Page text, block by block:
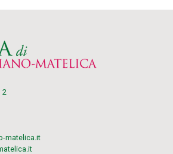
2
matelica.it